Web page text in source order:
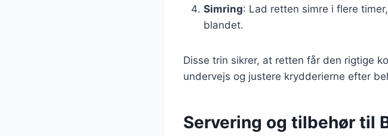
Simring: Lad retten simre i flere
blandet.
Disse trin sikrer, at retten får den rigtige
undervejs og justere krydderierne efter
Servering og tilbehør til